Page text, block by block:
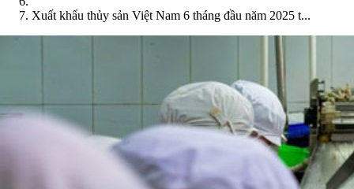
Xuất khẩu thủy sản Việt Nam 6 tháng đầu năm 2025 t...